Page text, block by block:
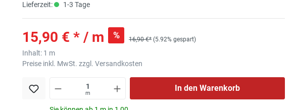
Lieferzeit:
1-3 Tage
15,90 € * / m % 16,90 €* (5.92% gespart)
Inhalt: 1 m
Preise inkl. MwSt. zzgl. Versandkosten
m
In den Warenkorb